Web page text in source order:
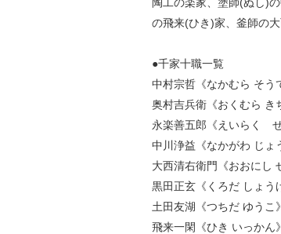
の飛来(ひき)家、釜師の
●千家十職一覧
中村宗哲《なかむら そう
奥村吉兵衛《おくむら き
永楽善五郎《えいらく ぜ
中川浄益《なかがわ じょ
大西清右衛門《おおにし
黒田正玄《くろだ しょう
土田友湖《つちだ ゆうこ》
飛来一閑《ひき いっかん》